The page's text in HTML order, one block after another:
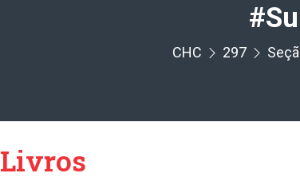
CHC 297
Livros